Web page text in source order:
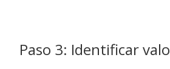
Paso 3: Identificar